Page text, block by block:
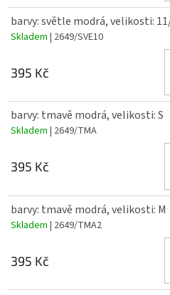
barvy: světle modrá, velikosti:
Skladem | 2649/SVE10
395 Kč
barvy: tmavě modrá, velikosti: S
Skladem | 2649/TMA
395 Kč
barvy: tmavě modrá, velikosti: M
Skladem | 2649/TMA2
395 Kč